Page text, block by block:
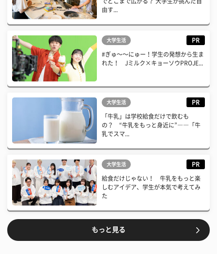
由す...
大学生活 PR
#ぎゅ〜〜にゅー！学生の発想から生ま
れた！ Jミルク×キョーソウPROJE...
大学生活 PR
「牛乳」は学校給食だけで飲むも
の？ “牛乳をもっと身近に”――「牛
乳でスマ...
大学生活 PR
給食だけじゃない！ 牛乳をもっと楽
しむアイデア、学生が本気で考えてみ
た
もっと見る